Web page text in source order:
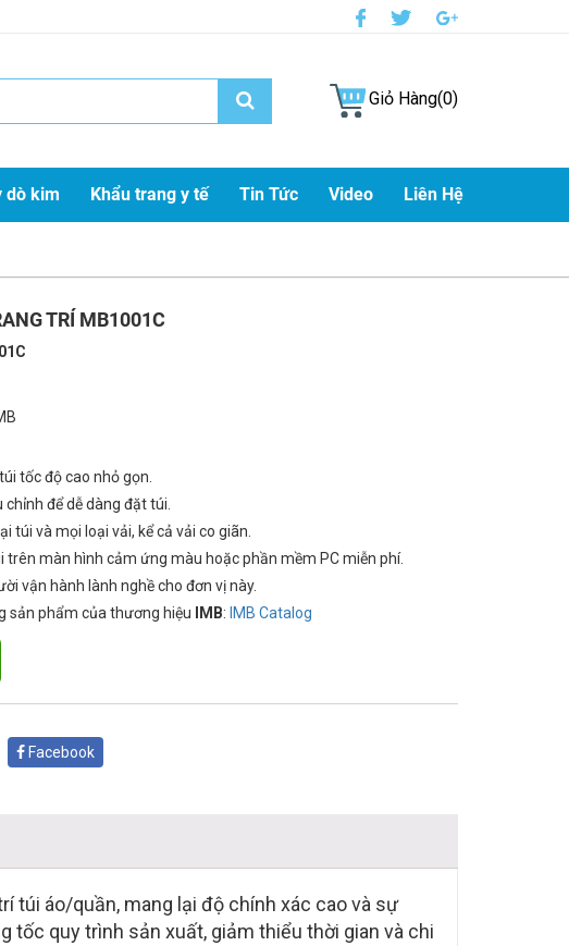
Giỏ Hàng(0)
dò kim Khẩu trang y tế Tin Tức Video Liên Hệ
TRÍ MB1001C
tốc độ cao nhỏ gọn.
để dễ dàng đặt túi.
túi và mọi loại vải, kể cả vải co giãn.
trên màn hình cảm ứng màu hoặc phần mềm PC miễn phí.
vận hành lành nghề cho đơn vị này.
sản phẩm của thương hiệu
IMB: IMB Catalog
Facebook
túi áo/quần, mang lại độ chính xác cao và sự
tốc quy trình sản xuất, giảm thiểu thời gian và chi